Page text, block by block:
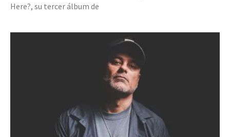
Here?, su tercer álbum de